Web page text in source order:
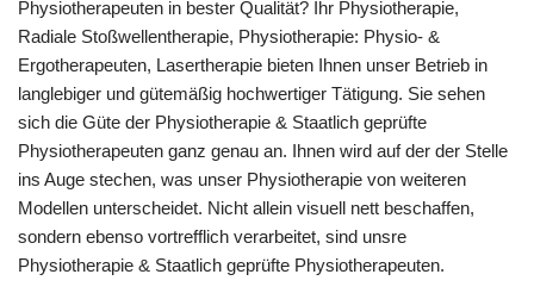
Physiotherapeuten in bester Qualität? Ihr Physiotherapie,
Radiale Stoßwellentherapie, Physiotherapie: Physio- &
Ergotherapeuten, Lasertherapie bieten Ihnen unser Betrieb in
langlebiger und gütemäßig hochwertiger Tätigung. Sie sehen
sich die Güte der Physiotherapie & Staatlich geprüfte
Physiotherapeuten ganz genau an. Ihnen wird auf der der Stelle
ins Auge stechen, was unser Physiotherapie von weiteren
Modellen unterscheidet. Nicht allein visuell nett beschaffen,
sondern ebenso vortrefflich verarbeitet, sind unsre
Physiotherapie & Staatlich geprüfte Physiotherapeuten.